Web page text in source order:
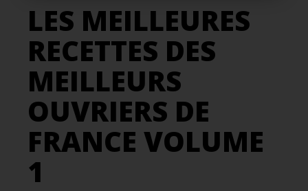
LES MEILLEURES
RECETTES DES
MEILLEURS
OUVRIERS DE
FRANCE VOLUME
1